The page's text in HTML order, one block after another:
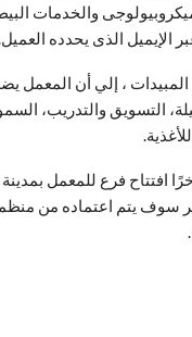
والخدمات
الإيميل الذى يحدده
، إلي أن المعمل
افتتاح فرع للمعمل
يتم اعتماده من منظمة